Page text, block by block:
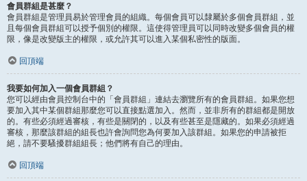
會員群組是甚麼？
會員群組是管理員易於管理會員的組織。每個會員可以隸屬於多個會員群組，並
且每個會員群組可以授予個別的權限。這使得管理員可以同時改變多個會員的權
限，像是改變版主的權限，或允許其可以進入某個私密性的版面。
回頂端
我要如何加入一個會員群組？
您可以經由會員控制台中的「會員群組」連結去瀏覽所有的會員群組。如果您想
要加入其中某個群組那麼您可以直接點選加入。然而，並非所有的群組都是開放
的。有些必須經過審核，有些是關閉的，以及有些甚至是隱藏的。如果必須經過
審核，那麼該群組的組長也許會詢問您為何要加入該群組。如果您的申請被拒
絕，請不要騷擾群組組長；他們將有自己的理由。
回頂端